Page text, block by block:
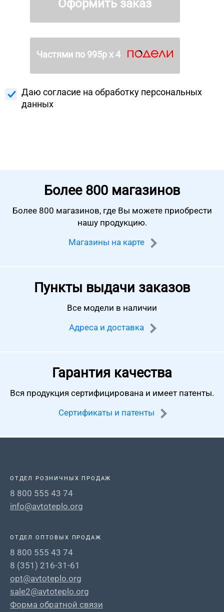
Оформить заказ
Частями по 995р х 4
Даю согласие на обработку персональных
данных
Более 800 магазинов
Более 800 магазинов, где Вы можете приобрести
нашу продукцию.
Магазины на карте
Пункты выдачи заказов
Все модели в наличии
Адреса и доставка
Гарантия качества
Вся продукция сертифицирована и имеет патенты.
Сертификаты и патенты
ОТДЕЛ РОЗНИЧНЫХ ПРОДАЖ
8 800 555 43 74
info@avtoteplo.org
ОТДЕЛ ОПТОВЫХ ПРОДАЖ
8 800 555 43 74
8 (351) 216-31-61
opt@avtoteplo.org
sale2@avtoteplo.org
Форма обратной связи